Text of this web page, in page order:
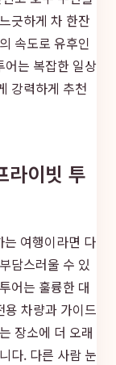
긋하게 차 한잔
속도로 유후인
어는 복잡한 일상
강력하게 추천
라이빗 투
여행이라면 다
담스러울 수 있
어는 훌륭한 대
용 차량과 가이드
장소에 더 오래
다. 다른 사람 눈